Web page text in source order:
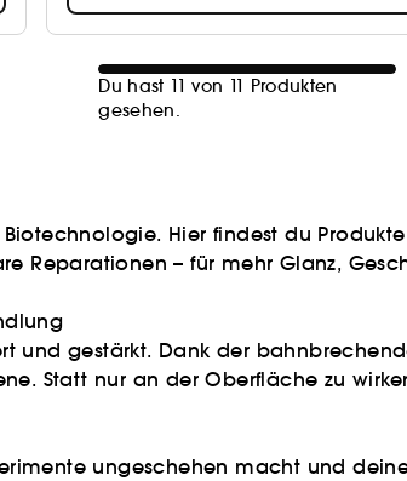
Du hast 11 von 11 Produkten
gesehen.
Biotechnologie. Hier findest du
Reparationen – für mehr Glanz,
und gestärkt. Dank der
Statt nur an der Oberfläche zu
ungeschehen macht und